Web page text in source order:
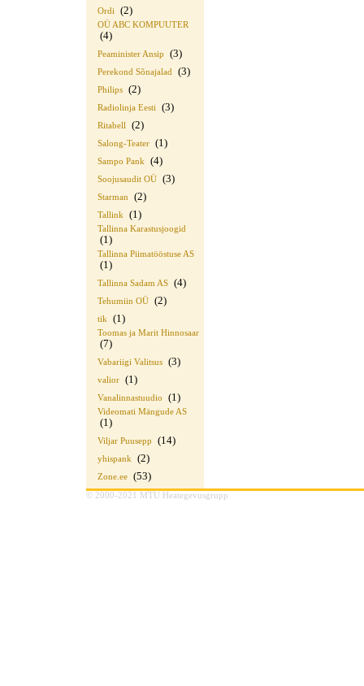
Ordi (2)
OÜ ABC KOMPUUTER
(4)
Peaminister Ansip (3)
Perekond Sõnajalad (3)
Philips (2)
Radiolinja Eesti (3)
Ritabell (2)
Salong-Teater (1)
Sampo Pank (4)
Soojusaudit OÜ (3)
Starman (2)
Tallink (1)
Tallinna Karastusjoogid
(1)
Tallinna Piimatööstuse AS
(1)
Tallinna Sadam AS (4)
Tehumiin OÜ (2)
tik (1)
Toomas ja Marit Hinnosaar
(7)
Vabariigi Valitsus (3)
valior (1)
Vanalinnastuudio (1)
Videomati Mängude AS
(1)
Viljar Puusepp (14)
yhispank (2)
Zone.ee (53)
© 2000-2021 MTÜ Heategevusgrupp